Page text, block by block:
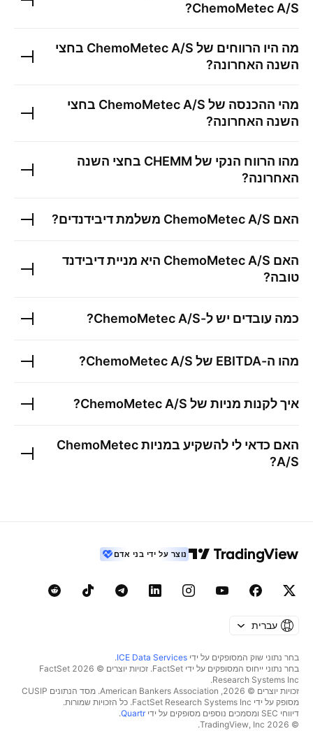
ChemoMetec A/S
?
מה היו הרווחים של ChemoMetec A/S בחצי
השנה האחרונה?
מהי ההכנסה של ChemoMetec A/S בחצי
השנה האחרונה?
מהו הרווח הנקי של CHEMM בחצי השנה
האחרונה?
האם ChemoMetec A/S משלמת דיבידנדים?
האם ChemoMetec A/S היא מניית דיבידנד
טובה?
כמה עובדים יש ל-ChemoMetec A/S
?
מהו ה-EBITDA של ChemoMetec A/S
?
איך לקנות מניות של ChemoMetec A/S
?
האם כדאי לי להשקיע במניותChemoMetec
A/S
?
נוצר על ידי בני אדם
עברית
בחר נתוני שוק המסופקים על ידי ICE Data Services
.
בחר נתוני ייחוס המסופקים על ידי FactSet. זכויות יוצרים © 2026 ‏FactSet
Research Systems Inc.‏
זכויות יוצרים © 2026, ‏American Bankers Association. מסד הנתונים CUSIP
מסופק על ידי FactSet Research Systems Inc. כל הזכויות שמורות.
דיווחי SEC ומסמכים נוספים מסופקים על ידי
Quartr
.
© 2026 ‏TradingView, Inc.‏